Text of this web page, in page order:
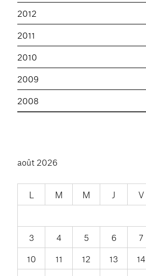
2012
2011
2010
2009
2008
août 2026
L M M J V
3
4 5 6 7
10
11 12 13 14